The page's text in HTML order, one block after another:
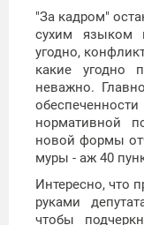
"За кадром"
сухим языком
угодно,
какие угодно
неважно.
нормативной
новой формы
муры - аж 40
Интересно, что
руками
чтобы